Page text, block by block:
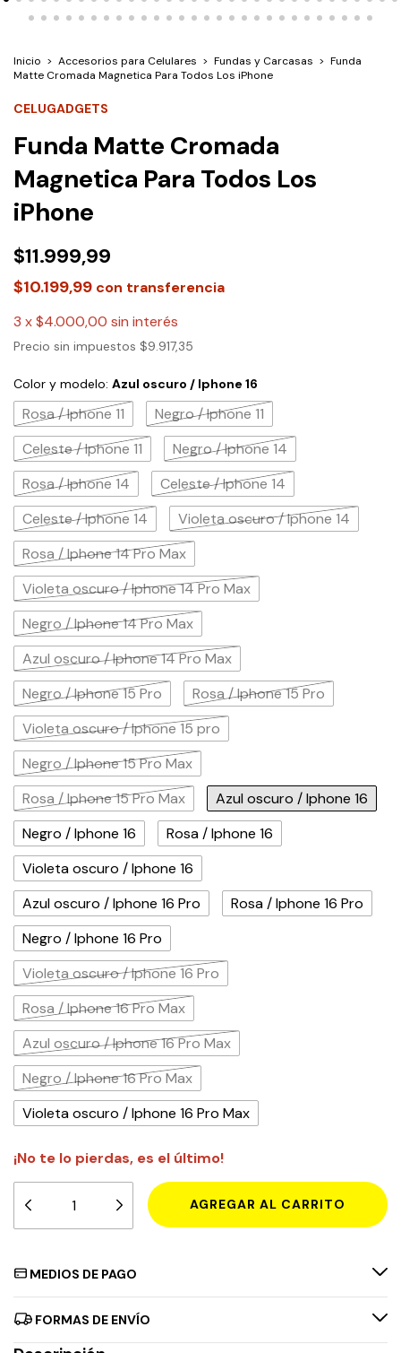
Inicio > Accesorios para Celulares > Fundas y Carcasas > Funda
Matte Cromada Magnetica Para Todos Los iPhone
CELUGADGETS
Funda Matte Cromada
Magnetica Para Todos Los
iPhone
$11.999,99
$10.199,99 con transferencia
3 x$4.000,00 sin interés
Precio sin impuestos $9.917,35
Color y modelo: Azul oscuro / Iphone 16
Rosa / Iphone 11
Negro / Iphone 11
Celeste / Iphone 11
Negro / Iphone 14
Rosa / Iphone 14
Celeste / Iphone 14
Celeste / Iphone 14
Violeta oscuro / Iphone 14
Rosa / Iphone 14 Pro Max
Violeta oscuro / Iphone 14 Pro Max
Negro / Iphone 14 Pro Max
Azul oscuro / Iphone 14 Pro Max
Negro / Iphone 15 Pro
Rosa / Iphone 15 Pro
Violeta oscuro / Iphone 15 pro
Negro / Iphone 15 Pro Max
Rosa / Iphone 15 Pro Max
Azul oscuro / Iphone 16
Negro / Iphone 16
Rosa / Iphone 16
Violeta oscuro / Iphone 16
Azul oscuro / Iphone 16 Pro
Rosa / Iphone 16 Pro
Negro / Iphone 16 Pro
Violeta oscuro / Iphone 16 Pro
Rosa / Iphone 16 Pro Max
Azul oscuro / Iphone 16 Pro Max
Negro / Iphone 16 Pro Max
Violeta oscuro / Iphone 16 Pro Max
¡No te lo pierdas, es el último!
MEDIOS DE PAGO
FORMAS DE ENVÍO